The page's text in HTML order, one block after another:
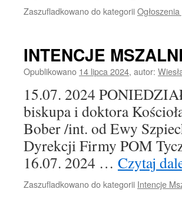
Zaszufladkowano do kategorii
INTENCJE
Opublikowano 14 lipca 2024, autor:
15.07. 2024
biskupa i doktora
Bober /int. od Ewy
Dyrekcji Firmy POM
16.07. 2024 … Czytaj
Zaszufladkowano do kategorii Intencje